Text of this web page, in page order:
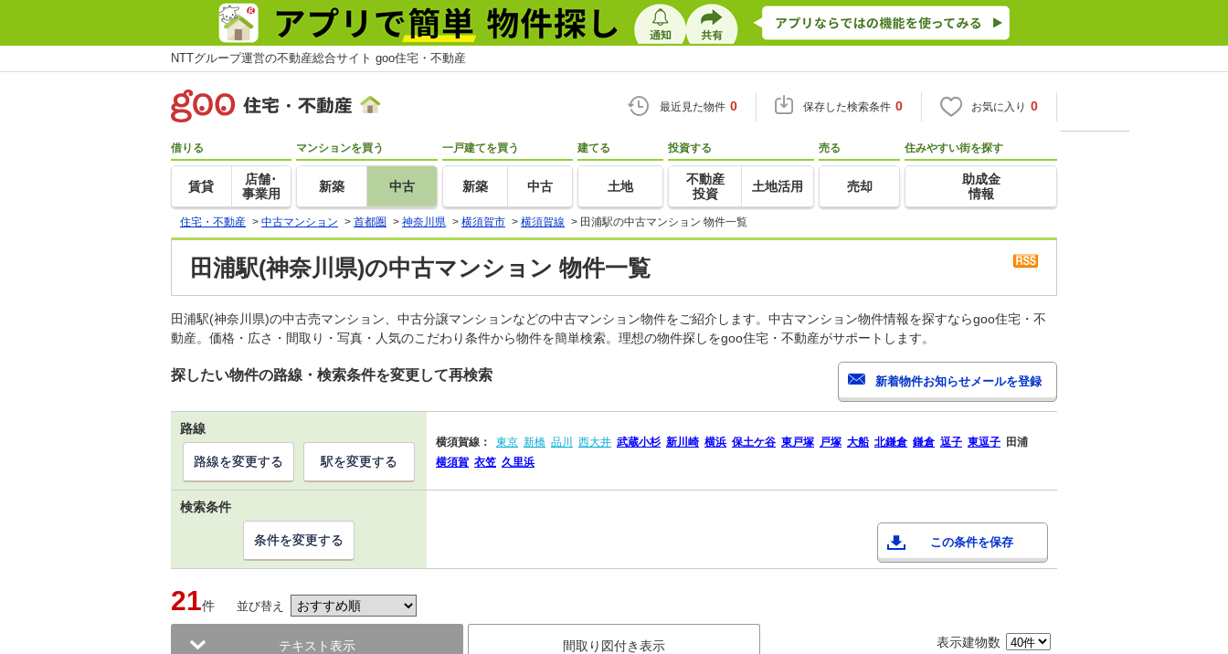
NTTグループ運営の不動産総合サイト goo住宅・不動産
最近見た物件 0 保存した検索条件 0 お気に入り 0
借りる
賃貸
店舗･
事業用
マンションを買う
新築 中古
一戸建てを買う
新築 中古
建てる
土地
投資する
不動産
投資
土地活用
売る
売却
住みやすい街を探す
助成金
情報
住宅・不動産 > 中古マンション > 首都圏 > 神奈川県 > 横須賀市 > 横須賀線 > 田浦駅の中古マンション 物件一覧
田浦駅(神奈川県)の中古マンション 物件一覧
田浦駅(神奈川県)の中古売マンション、中古分譲マンションなどの中古マンション物件をご紹介します。中古マンション物件情報を探すならgoo住宅・不
動産。価格・広さ・間取り・写真・人気のこだわり条件から物件を簡単検索。理想の物件探しをgoo住宅・不動産がサポートします。
探したい物件の路線・検索条件を変更して再検索
路線
横須賀線： 東京 新橋 品川 西大井 武蔵小杉 新川崎 横浜 保土ケ谷 東戸塚 戸塚 大船 北鎌倉 鎌倉 逗子 東逗子 田浦
横須賀 衣笠 久里浜
路線を変更する 駅を変更する
検索条件
この条件を保存
条件を変更する
21件 並び替え
テキスト表示 間取り図付き表示 表示建物数